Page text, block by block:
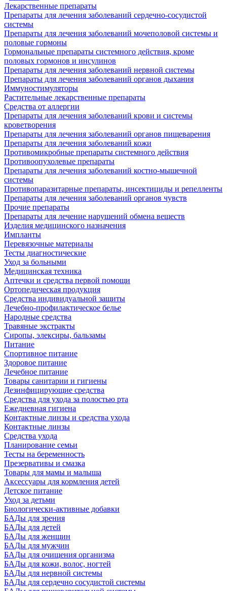
Лекарственные препараты
Препараты для лечения заболеваний сердечно-сосудистой
системы
Препараты для лечения заболеваний мочеполовой системы и
половые гормоны
Гормональные препараты системного действия, кроме
половых гормонов и инсулинов
Препараты для лечения заболеваний нервной системы
Препараты для лечения заболеваний органов дыхания
Иммуностимуляторы
Растительные лекарственные препараты
Средства от аллергии
Препараты для лечения заболеваний крови и системы
кроветворения
Препараты для лечения заболеваний органов пищеварения
Препараты для лечения заболеваний кожи
Противомикробные препараты системного действия
Противоопухолевые препараты
Препараты для лечения заболеваний костно-мышечной
системы
Противопаразитарные препараты, инсектициды и репелленты
Препараты для лечения заболеваний органов чувств
Прочие препараты
Препараты для лечение нарушений обмена веществ
Изделия медицинского назначения
Импланты
Перевязочные материалы
Тесты диагностические
Уход за больными
Медицинская техника
Аптечки и средства первой помощи
Ортопедическая продукция
Средства индивидуальной защиты
Лечебно-профилактическое белье
Народные средства
Травяные экстракты
Сиропы, элексиры, бальзамы
Питание
Спортивное питание
Здоровое питание
Лечебное питание
Товары санитарии и гигиены
Дезинфицирующие средства
Средства для ухода за полостью рта
Ежедневная гигиена
Контактные линзы и средства ухода
Контактные линзы
Средства ухода
Планирование семьи
Тесты на беременность
Презервативы и смазка
Товары для мамы и малыша
Аксессуары для кормления детей
Детское питание
Уход за детьми
Биологически-активные добавки
БАДы для зрения
БАДы для детей
БАДы для женщин
БАДы для мужчин
БАДы для очищения организма
БАДы для кожи, волос, ногтей
БАДы для нервной системы
БАДы для сердечно сосудистой системы